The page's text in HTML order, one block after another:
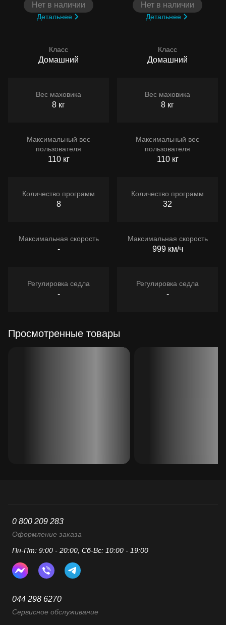
Нет в наличии
Детальнее
Класс
Домашний
Вес маховика
8 кг
Максимальный вес
пользователя
110 кг
Количество программ
8
Максимальная скорость
-
Регулировка седла
-
Нет в наличии
Детальнее
Класс
Домашний
Вес маховика
8 кг
Максимальный вес
пользователя
110 кг
Количество программ
32
Максимальная скорость
999 км/ч
Регулировка седла
-
Просмотренные товары
0 800 209 283
Оформление заказа
Пн-Пт: 9:00 - 20:00, Сб-Вс: 10:00 - 19:00
044 298 6270
Сервисное обслуживание